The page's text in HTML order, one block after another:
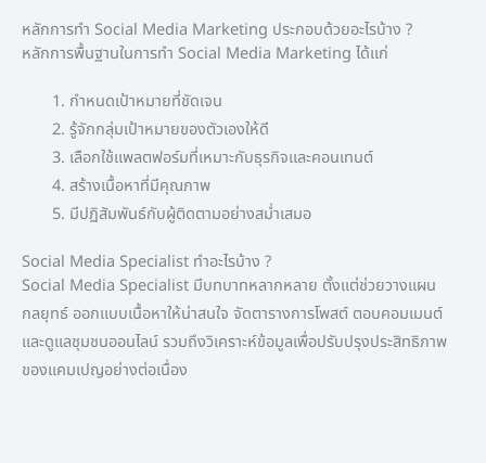
หลักการทำ Social Media Marketing ประกอบด้วยอะไรบ้าง ?
หลักการพื้นฐานในการทำ Social Media Marketing ได้แก่
กำหนดเป้าหมายที่ชัดเจน
รู้จักกลุ่มเป้าหมายของตัวเองให้ดี
เลือกใช้แพลตฟอร์มที่เหมาะกับธุรกิจและคอนเทนต์
สร้างเนื้อหาที่มีคุณภาพ
มีปฏิสัมพันธ์กับผู้ติดตามอย่างสม่ำเสมอ
Social Media Specialist ทำอะไรบ้าง ?
Social Media Specialist มีบทบาทหลากหลาย ตั้งแต่ช่วยวางแผน
กลยุทธ์ ออกแบบเนื้อหาให้น่าสนใจ จัดตารางการโพสต์ ตอบคอมเมนต์
และดูแลชุมชนออนไลน์ รวมถึงวิเคราะห์ข้อมูลเพื่อปรับปรุงประสิทธิภาพ
ของแคมเปญอย่างต่อเนื่อง